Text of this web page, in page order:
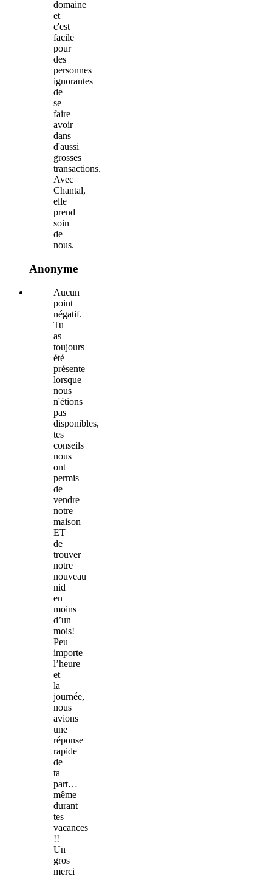
domaine
et
c'est
facile
pour
des
personnes
ignorantes
de
se
faire
avoir
dans
d'aussi
grosses
transactions.
Avec
Chantal,
elle
prend
soin
de
nous.
Anonyme
Aucun
point
négatif.
Tu
as
toujours
été
présente
lorsque
nous
n'étions
pas
disponibles,
tes
conseils
nous
ont
permis
de
vendre
notre
maison
ET
de
trouver
notre
nouveau
nid
en
moins
d’un
mois!
Peu
importe
l’heure
et
la
journée,
nous
avions
une
réponse
rapide
de
ta
part…
même
durant
tes
vacances
!!
Un
gros
merci